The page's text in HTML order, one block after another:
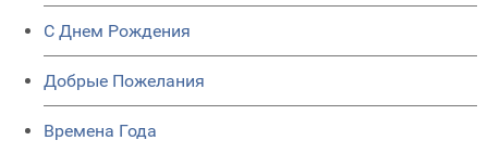
C Днем Рождения
Добрые Пожелания
Времена Года